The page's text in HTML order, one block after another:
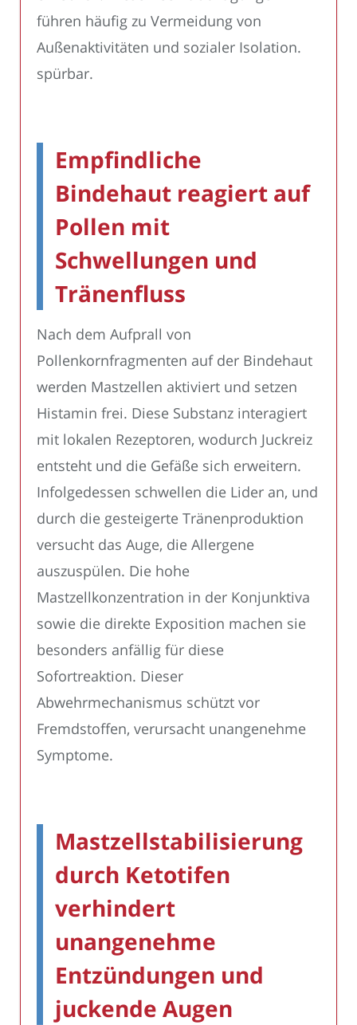
führen häufig zu Vermeidung von
Außenaktivitäten und sozialer Isolation.
spürbar.
Empfindliche
Bindehaut reagiert auf
Pollen mit
Schwellungen und
Tränenfluss
Nach dem Aufprall von
Pollenkornfragmenten auf der Bindehaut
werden Mastzellen aktiviert und setzen
Histamin frei. Diese Substanz interagiert
mit lokalen Rezeptoren, wodurch Juckreiz
entsteht und die Gefäße sich erweitern.
Infolgedessen schwellen die Lider an, und
durch die gesteigerte Tränenproduktion
versucht das Auge, die Allergene
auszuspülen. Die hohe
Mastzellkonzentration in der Konjunktiva
sowie die direkte Exposition machen sie
besonders anfällig für diese
Sofortreaktion. Dieser
Abwehrmechanismus schützt vor
Fremdstoffen, verursacht unangenehme
Symptome.
Mastzellstabilisierung
durch Ketotifen
verhindert
unangenehme
Entzündungen und
juckende Augen